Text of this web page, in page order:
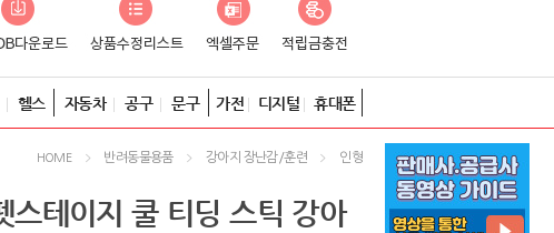
헬스 자동차 공구 문구 가전 디지털 휴대폰
HOME 반려동물용품 강아지 장난감/훈련 인형
스테이지 쿨 티딩 스틱 강아